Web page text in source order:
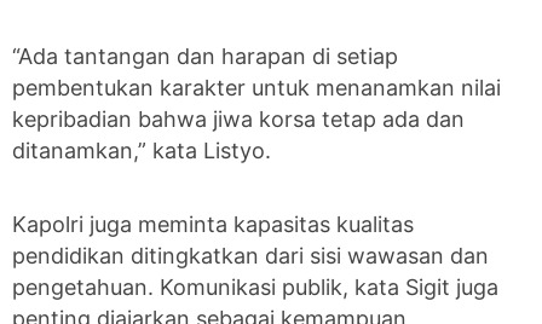
“Ada tantangan dan harapan di setiap
pembentukan karakter untuk menanamkan nilai
kepribadian bahwa jiwa korsa tetap ada dan
ditanamkan,” kata Listyo.
Kapolri juga meminta kapasitas kualitas
pendidikan ditingkatkan dari sisi wawasan dan
pengetahuan. Komunikasi publik, kata Sigit juga
penting diajarkan sebagai kemampuan